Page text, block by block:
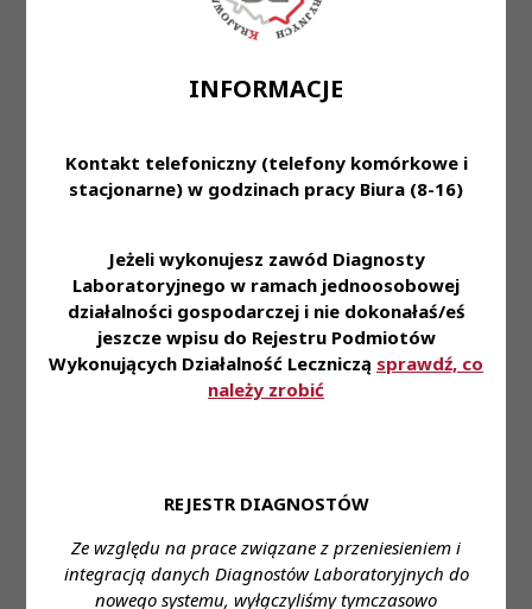
INFORMACJE
Kontakt telefoniczny (telefony komórkowe i
stacjonarne) w godzinach pracy Biura (8-16)
Jeżeli wykonujesz zawód Diagnosty
Laboratoryjnego w ramach jednoosobowej
działalności gospodarczej i nie dokonałaś/eś
jeszcze wpisu do Rejestru Podmiotów
Wykonujących Działalność Leczniczą sprawdź, co
należy zrobić
REJESTR DIAGNOSTÓW
Ze względu na prace związane z przeniesieniem i
integracją danych Diagnostów Laboratoryjnych do
nowego systemu, wyłączyliśmy tymczasowo
• Perspektywę doskonalenia swoich umiejętności i
• Możliwość uzyskania dofinansowania
• Dofinansowanie do prywatnej opieki medycznej
lub karty MultiSport
• Możliwość przystąpienia do ubezpieczenia
grupowego na życie
• Dostęp do platformy kafeteryjnej - to Ty
wybierasz dla siebie benefity w ramach
przyznawanej co miesiąc puli punktów
• Doskonałą atmosferę każdego dnia
Miejsce pracy: ul. Ujastek 3 (siedziba Szpitala
Położniczo-Ginekologicznego Ujastek)